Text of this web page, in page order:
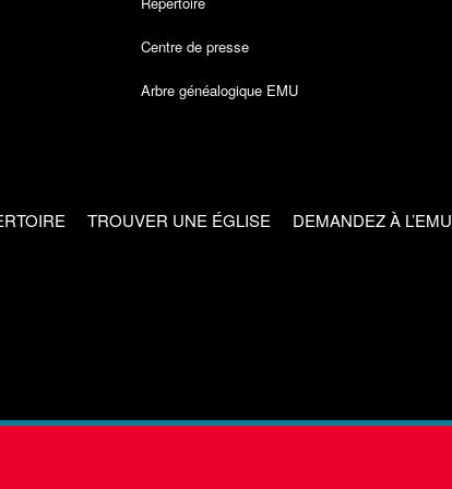
Centre de presse
Arbre généalogique EMU
TROUVER UNE ÉGLISE DEMANDEZ À L’EMU